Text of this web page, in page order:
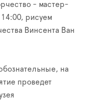
- мастер-
рисуем
Винсента Ван
на
проведет